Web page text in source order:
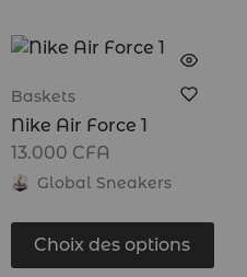
Baskets
Nike Air Force 1
13.000 CFA
Global Sneakers
Choix des options